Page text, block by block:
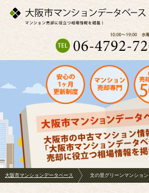
大阪市マンションデータベース 文の里グリーンマンション